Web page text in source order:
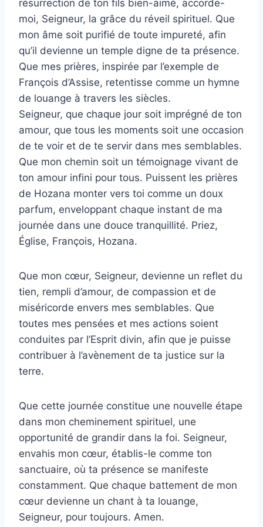
résurrection de ton fils bien-aimé, accorde-
moi, Seigneur, la grâce du réveil spirituel. Que
mon âme soit purifié de toute impureté, afin
qu’il devienne un temple digne de ta présence.
Que mes prières, inspirée par l’exemple de
François d’Assise, retentisse comme un hymne
de louange à travers les siècles.
Seigneur, que chaque jour soit imprégné de ton
amour, que tous les moments soit une occasion
de te voir et de te servir dans mes semblables.
Que mon chemin soit un témoignage vivant de
ton amour infini pour tous. Puissent les prières
de Hozana monter vers toi comme un doux
parfum, enveloppant chaque instant de ma
journée dans une douce tranquillité. Priez,
Église, François, Hozana.
Que mon cœur, Seigneur, devienne un reflet du
tien, rempli d’amour, de compassion et de
miséricorde envers mes semblables. Que
toutes mes pensées et mes actions soient
conduites par l’Esprit divin, afin que je puisse
contribuer à l’avènement de ta justice sur la
terre.
Que cette journée constitue une nouvelle étape
dans mon cheminement spirituel, une
opportunité de grandir dans la foi. Seigneur,
envahis mon cœur, établis-le comme ton
sanctuaire, où ta présence se manifeste
constamment. Que chaque battement de mon
cœur devienne un chant à ta louange,
Seigneur, pour toujours. Amen.